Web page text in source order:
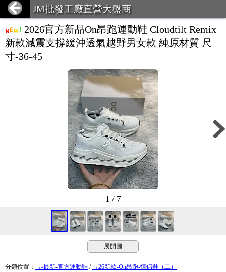
JM批發工廠直營大盤商
2026官方新品On昂跑運動鞋 Cloudtilt Remix
新款減震支撐緩沖透氣越野男女款 純原材質 尺
寸-36-45
1 / 7
展開圖
分類位置 ： →-最新-官方運動鞋 / →26新款-On昂跑-情侶鞋（二）